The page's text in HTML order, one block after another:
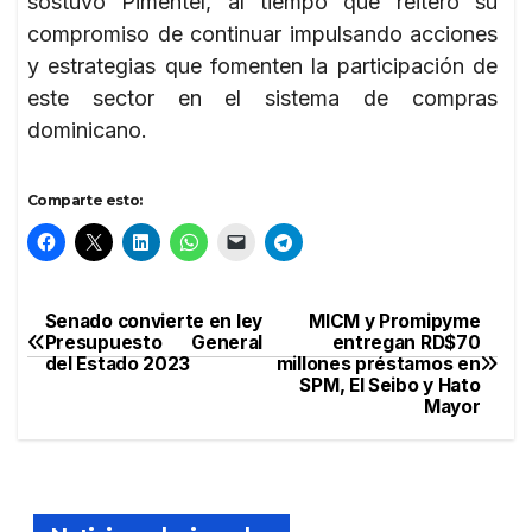
compromiso de continuar impulsando acciones
y estrategias que fomenten la participación de
este sector en el sistema de compras
dominicano.
Comparte esto:
Navegación
de
MICM y Promipyme
entregan RD$70
millones préstamos en
SPM, El Seibo y Hato
Mayor
Senado convierte en ley
Presupuesto General
del Estado 2023